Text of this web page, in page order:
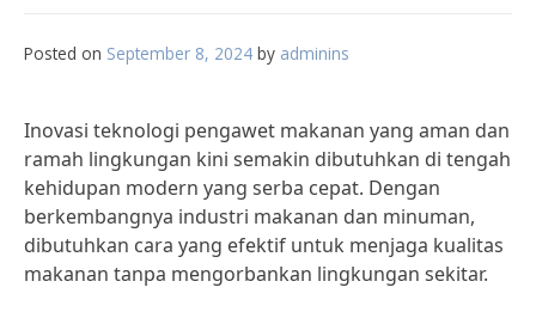
Posted on September 8, 2024 by adminins
Inovasi teknologi pengawet makanan yang aman dan
ramah lingkungan kini semakin dibutuhkan di tengah
kehidupan modern yang serba cepat. Dengan
berkembangnya industri makanan dan minuman,
dibutuhkan cara yang efektif untuk menjaga kualitas
makanan tanpa mengorbankan lingkungan sekitar.